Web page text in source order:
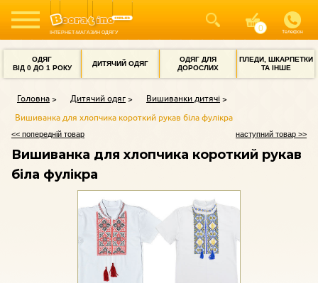
ІНТЕРНЕТ-МАГАЗИН ОДЯГУ Телефон
ОДЯГ
ВІД 0 ДО 1 РОКУ
ДИТЯЧИЙ ОДЯГ
ОДЯГ ДЛЯ
ДОРОСЛИХ
ПЛЕДИ, ШКАРПЕТКИ
ТА ІНШЕ
Головна Дитячий одяг
Вишиванки дитячі
Вишиванка для хлопчика короткий рукав біла фулікра
<< попередній товар наступний товар >>
Вишиванка для хлопчика короткий рукав
біла фулікра